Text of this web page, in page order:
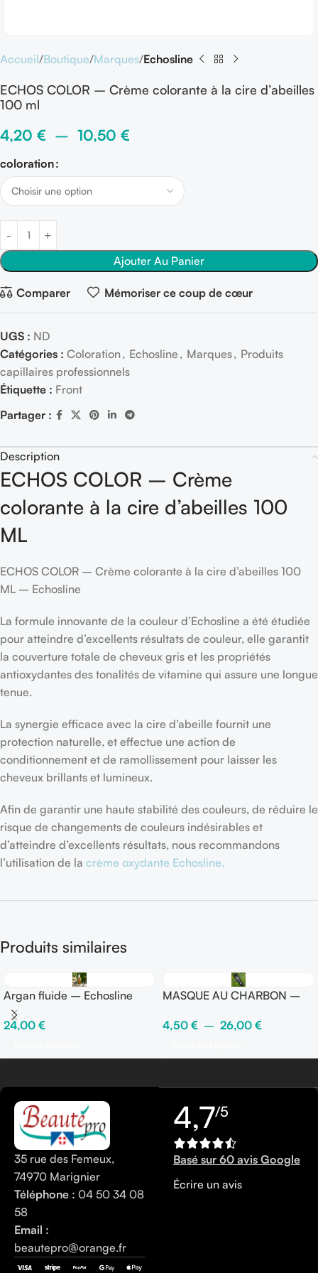
Accueil Boutique Marques Echosline
ECHOS COLOR – Crème colorante à la cire d’abeilles
100 ml
4,20 € – 10,50 €
coloration
Ajouter Au Panier
Comparer Mémoriser ce coup de cœur
UGS : ND
Catégories : Coloration, Echosline , Marques, Produits
capillaires professionnels
Étiquette : Front
Partager :
Description
ECHOS COLOR – Crème
colorante à la cire d’abeilles 100
ML
ECHOS COLOR – Crème colorante à la cire d’abeilles 100
ML – Echosline
La formule innovante de la couleur d’Echosline a été étudiée
pour atteindre d’excellents résultats de couleur, elle garantit
la couverture totale de cheveux gris et les propriétés
antioxydantes des tonalités de vitamine qui assure une longue
tenue.
La synergie efficace avec la cire d’abeille fournit une
protection naturelle, et effectue une action de
conditionnement et de ramollissement pour laisser les
cheveux brillants et lumineux.
Afin de garantir une haute stabilité des couleurs, de réduire le
risque de changements de couleurs indésirables et
d’atteindre d’excellents résultats, nous recommandons
l’utilisation de la crème oxydante Echosline.
Produits similaires
Argan fluide – Echosline
24,00 €
MASQUE AU CHARBON –
4,50 € – 26,00 €
35 rue des Femeux,
74970 Marignier
Téléphone : 04 50 34 08
58
Email :
beautepro@orange.fr
4,7/5
Basé sur 60 avis Google
Écrire un avis